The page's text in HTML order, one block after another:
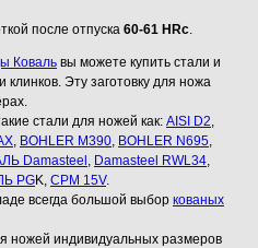
после отпуска 60-61 HRc.
Коваль вы можете купить стали и
клинков. Эту заготовку для ножа
стали для ножей как: AISI D2,
, BOHLER M390, BOHLER N695,
Damasteel, Damasteel RWL34,
PGK, CPM 15V.
всегда большой выбор кованых
ножей индивидуальных размеров